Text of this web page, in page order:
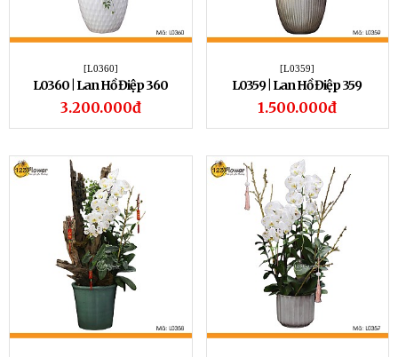
[L0360]
L0360 | Lan Hồ Điệp 360
3.200.000đ
[L0359]
L0359 | Lan Hồ Điệp 359
1.500.000đ